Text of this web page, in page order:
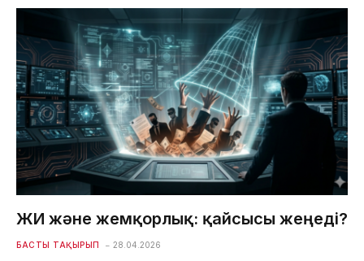
ЖИ және жемқорлық: қайсысы жеңеді?
БАСТЫ ТАҚЫРЫП 28.04.2026